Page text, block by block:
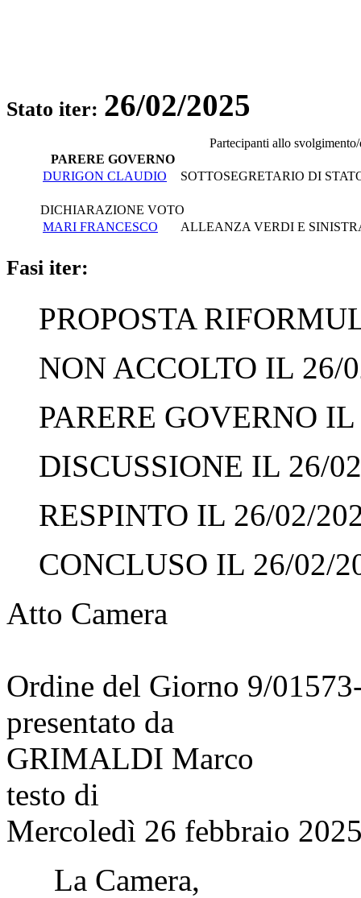
Stato iter: 26/02/2025
Partecipanti allo svolgimento/
PARERE GOVERNO
DURIGON CLAUDIO
SOTTOSEGRETARIO DI
DICHIARAZIONE VOTO
MARI FRANCESCO
ALLEANZA VERDI E
Fasi iter:
PROPOSTA
NON ACCOLTO IL 26/
PARERE GOVERNO
DISCUSSIONE IL 26/
RESPINTO IL 26/02/
CONCLUSO IL 26/02/
Atto Camera
Ordine del Giorno 9/
presentato da
GRIMALDI Marco
testo di
Mercoledì 26 febbraio
La Camera,